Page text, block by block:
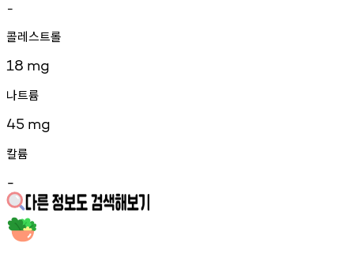
-
콜레스트롤
18 mg
나트륨
45 mg
칼륨
-